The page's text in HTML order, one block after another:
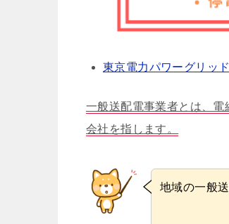
東京電力パワーグリッド
一般送配電事業者とは、
会社を指します。
地域の一般